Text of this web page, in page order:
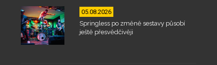
05.08.2026
Springless po změně sestavy působí
ještě přesvědčivěji